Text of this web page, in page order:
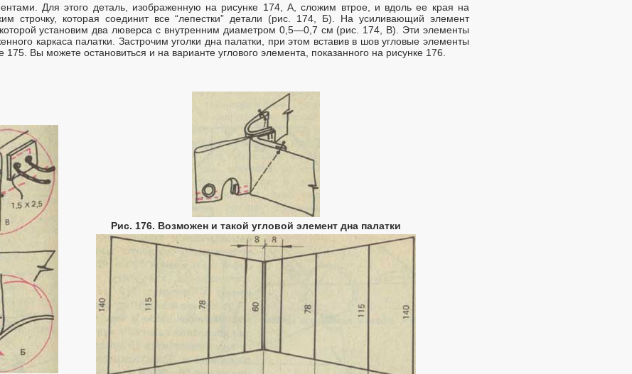
Для этого деталь, изображенную на рисунке 174, А, сложим втрое, и вдоль ее края на
строчку, которая соединит все “лепестки” детали (рис. 174, Б). На усиливающий элемент
установим два люверса с внутренним диаметром 0,5—0,7 см (рис. 174, В). Эти элементы
каркаса палатки. Застрочим уголки дна палатки, при этом вставив в шов угловые элементы
175. Вы можете остановиться и на варианте углового элемента, показанного на рисунке 176.
Рис. 176. Возможен и такой угловой элемент дна палатки